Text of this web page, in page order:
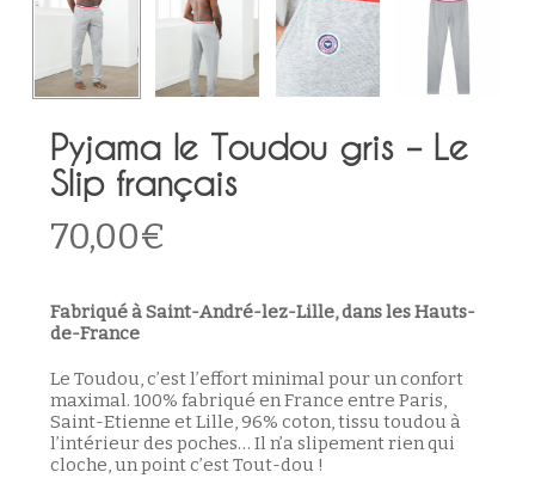
Pyjama le Toudou gris – Le
Slip français
70,00€
Fabriqué à Saint-André-lez-Lille, dans les Hauts-
de-France
Le Toudou, c’est l’effort minimal pour un confort
maximal. 100% fabriqué en France entre Paris,
Saint-Etienne et Lille, 96% coton, tissu toudou à
l’intérieur des poches… Il n’a slipement rien qui
cloche, un point c’est Tout-dou !